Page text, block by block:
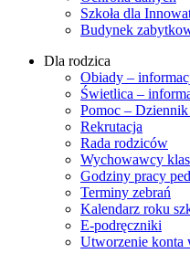
Szkoła dla
Budynek
Dla rodzica
Obiady –
Świetlica –
Pomoc –
Rekrutacja
Rada rodziców
Wychowawcy klas
Godziny pracy
Terminy zebrań
Kalendarz roku
E-podręczniki
Utworzenie konta